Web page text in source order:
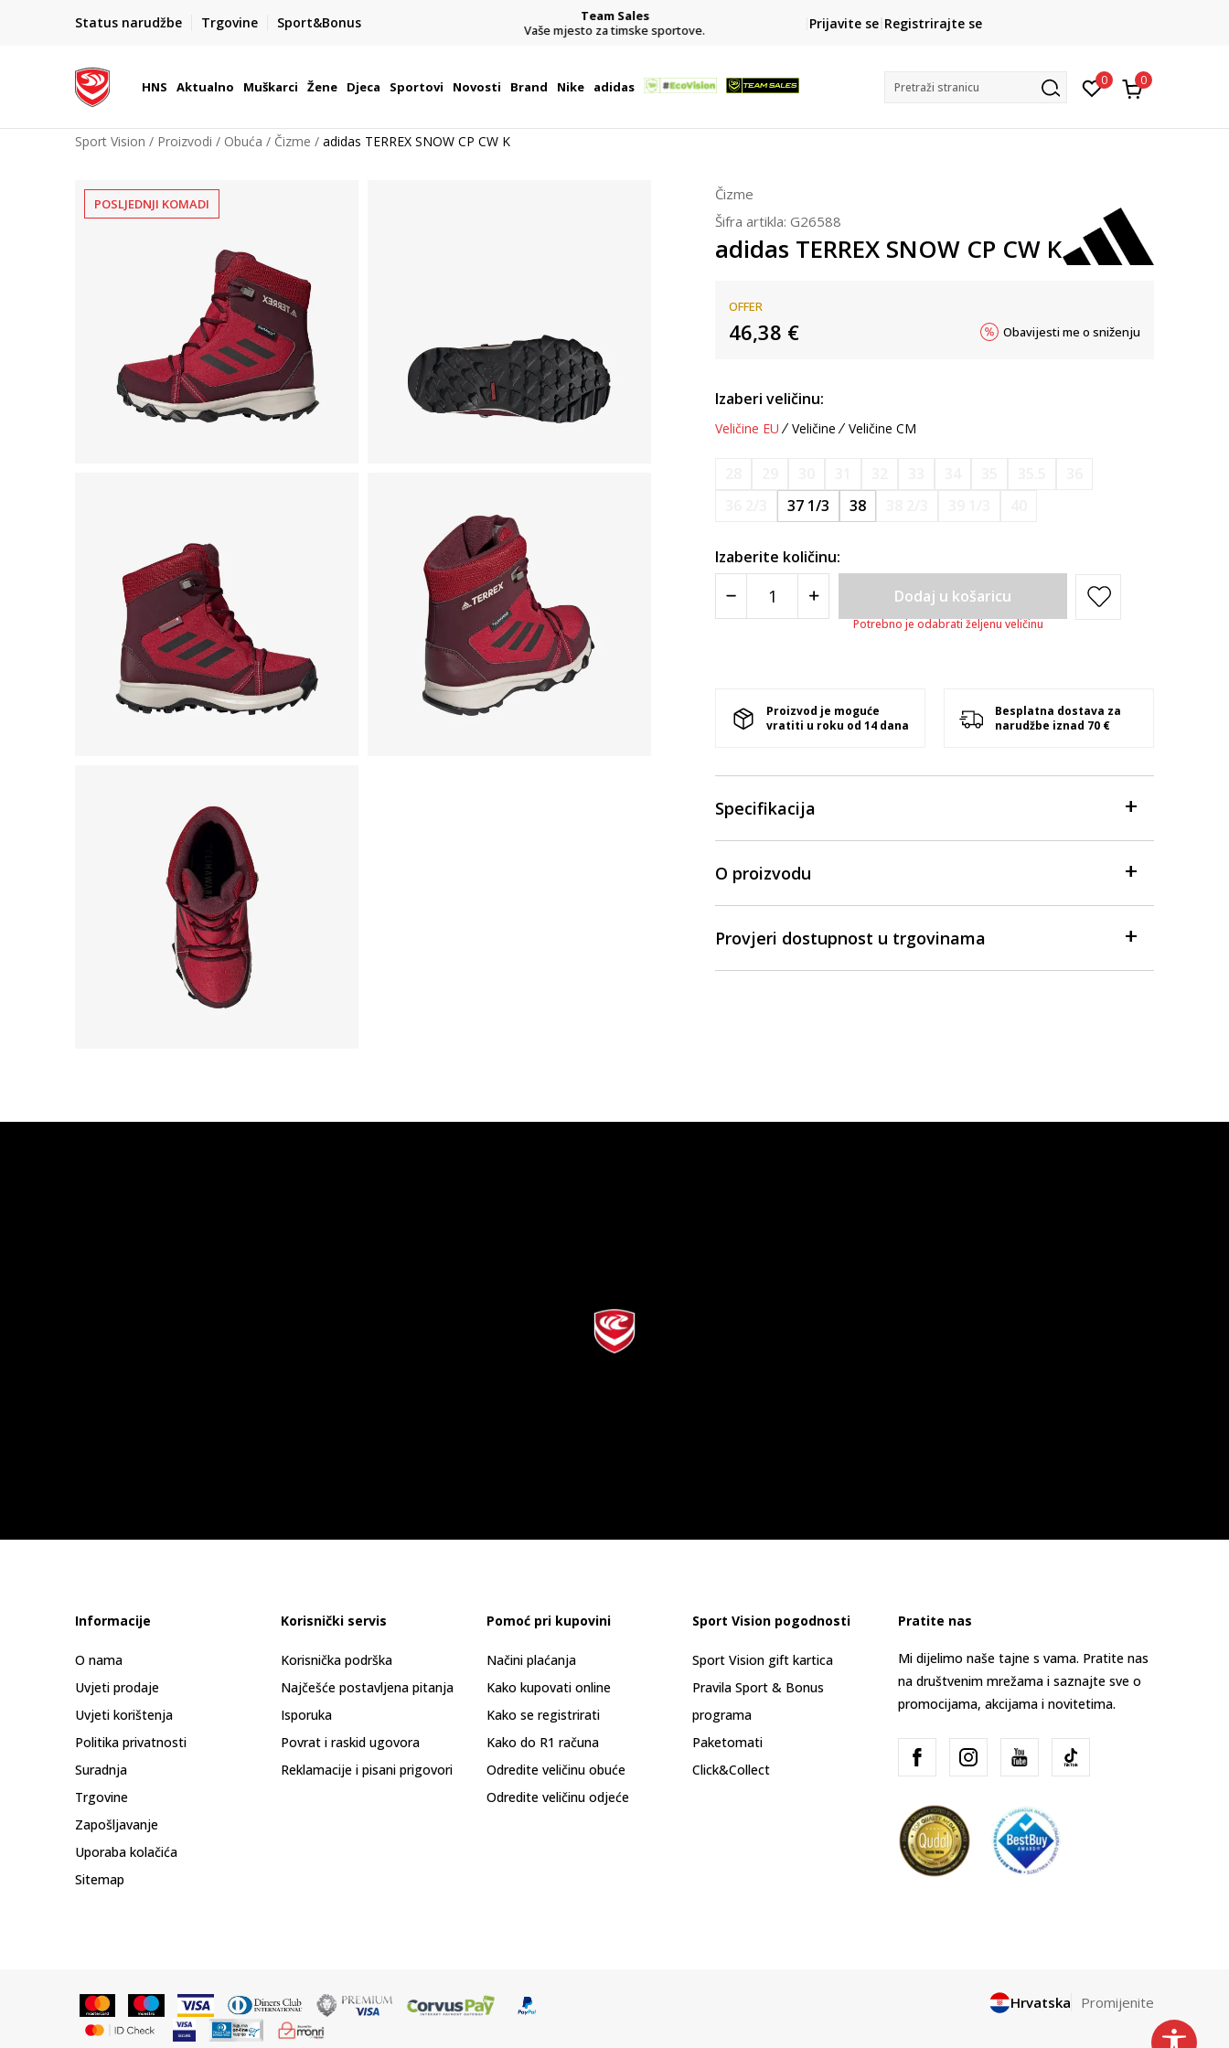
Status narudžbe Trgovine Sport&Bonus
BOX NOW
Dostava 1,50 €
| Više od 800 paketomata u Hrvatskoj
Team Sales
Vaše mjesto za timske sportove.
CLICK& COLLECT
besplatno preuzimanje u trgovini
Prijavite se Registrirajte se
HNS Aktualno Muškarci Žene Djeca Sportovi Novosti Brand Nike adidas Pretraži stranicu 0 0
Sport Vision Proizvodi Obuća Čizme adidas TERREX SNOW CP CW K
POSLJEDNJI KOMADI
Čizme
Šifra artikla: G26588
adidas TERREX SNOW CP CW K
OFFER
46,38 € Obavijesti me o sniženju
Izaberi veličinu:
Veličine EU Veličine Veličine CM
37 1/3 38
Izaberite količinu:
Dodaj u košaricu
Potrebno je odabrati željenu veličinu
Proizvod je moguće
vratiti u roku od 14 dana
Besplatna dostava za
narudžbe iznad 70 €
Specifikacija
O proizvodu
Provjeri dostupnost u trgovinama
Informacije
O nama
Uvjeti prodaje
Uvjeti korištenja
Politika privatnosti
Suradnja
Trgovine
Zapošljavanje
Uporaba kolačića
Sitemap
Korisnički servis
Korisnička podrška
Najčešće postavljena pitanja
Isporuka
Povrat i raskid ugovora
Reklamacije i pisani prigovori
Pomoć pri kupovini
Načini plaćanja
Kako kupovati online
Kako se registrirati
Kako do R1 računa
Odredite veličinu obuće
Odredite veličinu odjeće
Sport Vision pogodnosti
Sport Vision gift kartica
Pravila Sport & Bonus
programa
Paketomati
Click&Collect
Pratite nas
Mi dijelimo naše tajne s vama. Pratite nas
na društvenim mrežama i saznajte sve o
promocijama, akcijama i novitetima.
Hrvatska Promijenite